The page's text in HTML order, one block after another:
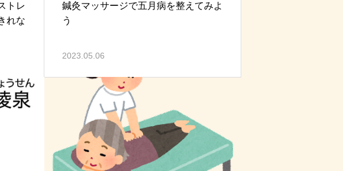
トレ
れな
鍼灸マッサージで五月病を整えてみよ
う
2023.05.06